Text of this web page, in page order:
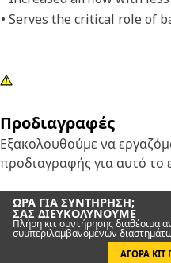
• Serves the critical role of
Προδιαγραφές
Εξακολουθούμε να
προδιαγραφής για αυτό το
ΏΡΑ ΓΙΑ ΣΥΝΤΉΡΗΣΗ;
ΣΑΣ ΔΙΕΥΚΟΛΎΝΟΥΜΕ
Πλήρη κιτ συντήρησης διαθέσιμα
συμπεριλαμβανομένων
ΑΓΟΡΆ